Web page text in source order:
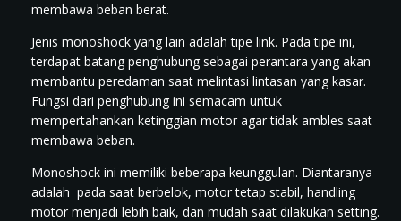
membawa beban berat.
Jenis monoshock yang lain adalah tipe link. Pada tipe ini,
terdapat batang penghubung sebagai perantara yang akan
membantu peredaman saat melintasi lintasan yang kasar.
Fungsi dari penghubung ini semacam untuk
mempertahankan ketinggian motor agar tidak ambles saat
membawa beban.
Monoshock ini memiliki beberapa keunggulan. Diantaranya
adalah pada saat berbelok, motor tetap stabil, handling
motor menjadi lebih baik, dan mudah saat dilakukan setting.